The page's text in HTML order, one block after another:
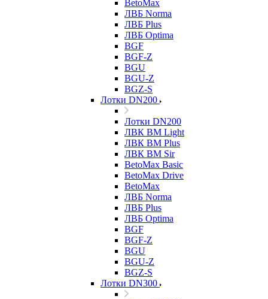
BetoMax
ЛВБ Norma
ЛВБ Plus
ЛВБ Optima
BGF
BGF-Z
BGU
BGU-Z
BGZ-S
Лотки DN200
Лотки DN200
ЛВК ВМ Light
ЛВК ВМ Plus
ЛВК ВМ Sir
BetoMax Basic
BetoMax Drive
BetoMax
ЛВБ Norma
ЛВБ Plus
ЛВБ Optima
BGF
BGF-Z
BGU
BGU-Z
BGZ-S
Лотки DN300